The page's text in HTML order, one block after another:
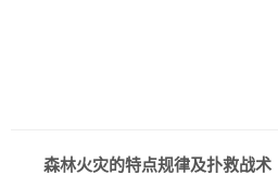
森林火灾的特点规律及扑救战术